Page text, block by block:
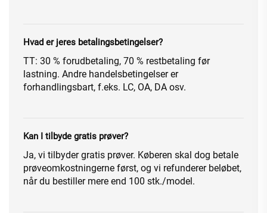
Hvad er jeres betalingsbetingelser?
TT: 30 % forudbetaling, 70 % restbetaling før
lastning. Andre handelsbetingelser er
forhandlingsbart, f.eks. LC, OA, DA osv.
Kan I tilbyde gratis prøver?
Ja, vi tilbyder gratis prøver. Køberen skal dog betale
prøveomkostningerne først, og vi refunderer beløbet,
når du bestiller mere end 100 stk./model.